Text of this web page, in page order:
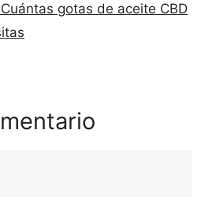
gotas de aceite CBD